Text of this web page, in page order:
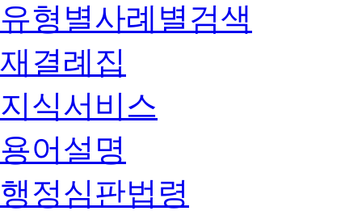
유형별사례별검색
재결례집
지식서비스
용어설명
행정심판법령